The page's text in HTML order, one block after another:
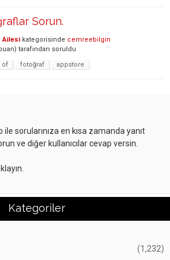
Sorun.
Ailesi kategorisinde cemreebilgin
tarafından soruldu
of fotoğraf appstore
sorularınıza en kısa zamanda yanıt
ve diğer kullanıcılar cevap versin.
Kategoriler
(1,232)